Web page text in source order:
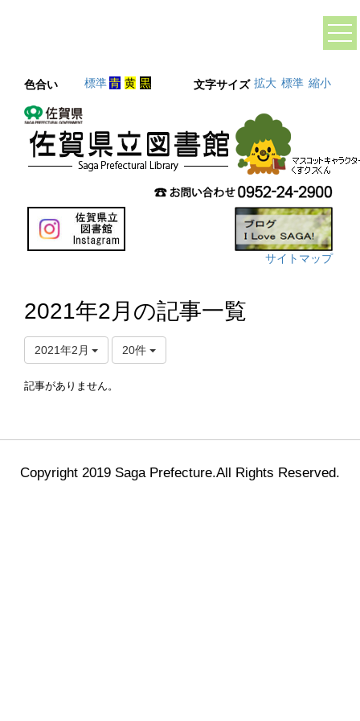
色合い 標準青 黄 黒 文字サイズ 拡大 標準 縮小
サイトマップ
2021年2月の記事一覧
2021年2月 20件
記事がありません。
Copyright 2019 Saga Prefecture.All Rights Reserved.